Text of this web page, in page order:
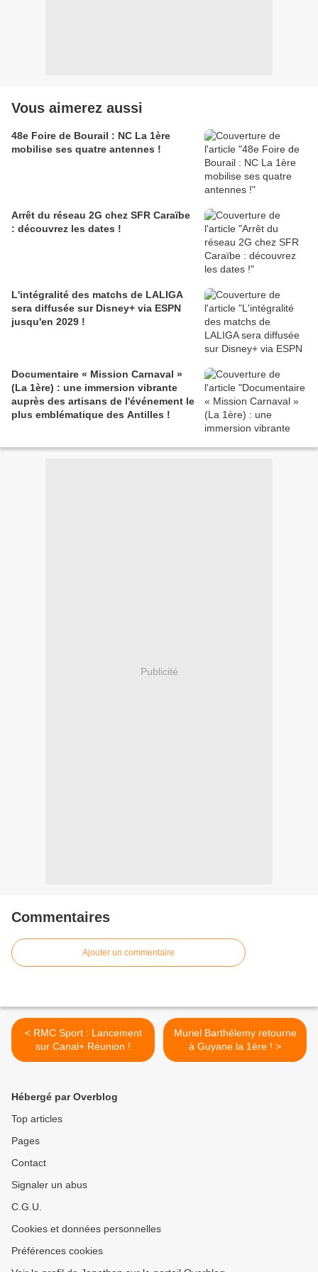
Vous aimerez aussi
48e Foire de Bourail : NC La 1ère
mobilise ses quatre antennes !
Arrêt du réseau 2G chez SFR Caraïbe
: découvrez les dates !
L'intégralité des matchs de LALIGA
sera diffusée sur Disney+ via ESPN
jusqu'en 2029 !
Documentaire « Mission Carnaval »
(La 1ère) : une immersion vibrante
auprès des artisans de l'événement le
plus emblématique des Antilles !
Publicité
Commentaires
Ajouter un commentaire
< RMC Sport : Lancement
sur Canal+ Réunion !
Muriel Barthélemy retourne
à Guyane la 1ère ! >
Hébergé par Overblog
Top articles
Pages
Contact
Signaler un abus
C.G.U.
Cookies et données personnelles
Préférences cookies